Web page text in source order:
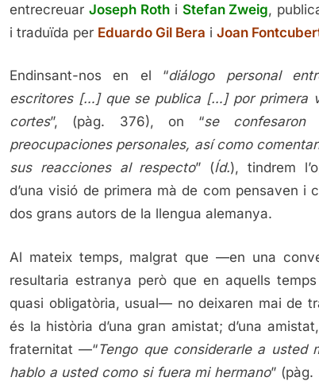
entrecreuar Joseph Rothi Stefan Zweig,
i traduïda per Eduardo Gil Bera i Joan
Endinsant-nos en el “diálogo personal
escritores […] que se publica […] por primera
cortes”, (pàg. 376), on “se
preocupaciones personales, así como
sus reacciones al respecto” (Íd.), tindrem
d’una visió de primera mà de com pensaven i
dos grans autors de la llengua alemanya.
Al mateix temps, malgrat que —en una
resultaria estranya però que en aquells
quasi obligatòria, usual— no deixaren mai de
és la història d’una gran amistat; d’una
fraternitat —“Tengo que considerarle a usted
hablo a usted como si fuera mi hermano”